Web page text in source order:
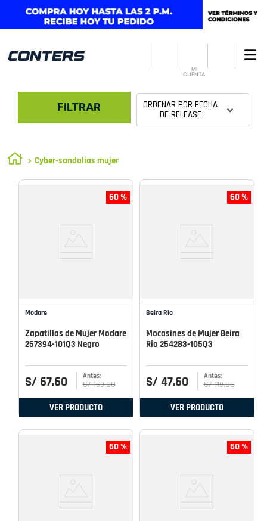
MI
CUENTA
FILTRAR ORDENAR POR FECHA
DE RELEASE
Cyber-sandalias mujer
60 %
Modare
Zapatillas de Mujer Modare
257394-101Q3 Negro
S/ 67.60 S/ 169.00
VER PRODUCTO
60 %
Beira Rio
Mocasines de Mujer Beira
Rio 254283-105Q3
S/ 47.60 S/ 119.00
VER PRODUCTO
60 % 60 %